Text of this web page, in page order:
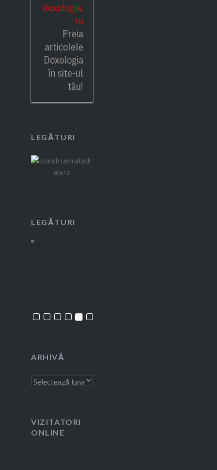
doxologia.
ro
Preia
articolele
Doxologia
în site-ul
tău!
LEGĂTURI
LEGĂTURI
ARHIVĂ
Arhivă
VIZITATORI
ONLINE